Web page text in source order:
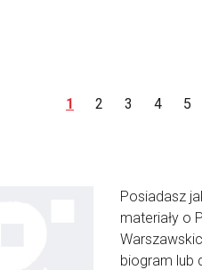
1 2 3 4 5
Posiadasz
materiały o
biogram lub